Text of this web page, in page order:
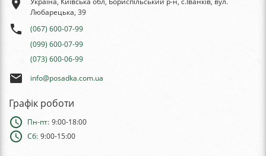
place
Любарецька, 39
phone
(067) 600-07-99
(099) 600-07-99
(073) 600-06-99
email info@posadka.com.ua
Графік роботи
schedule Пн-пт: 9:00-18:00
schedule Сб: 9:00-15:00